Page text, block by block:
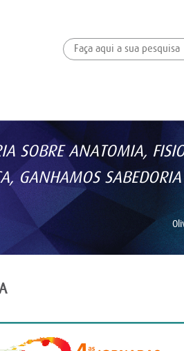
SOBRE ANATOMIA,
GANHAMOS